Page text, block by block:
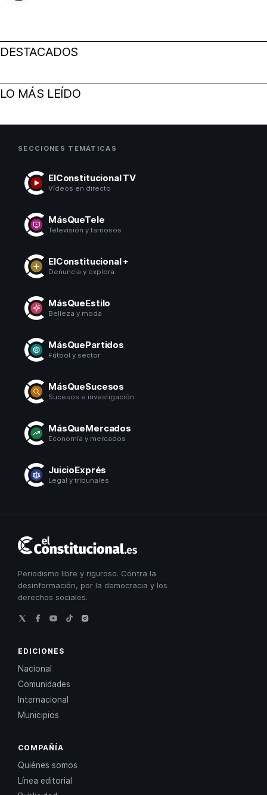
DESTACADOS
LO MÁS LEÍDO
SECCIONES TEMÁTICAS
ElConstitucional TV
Vídeos en directo
MásQueTele
Televisión y famosos
ElConstitucional +
Denuncia y explora
MásQueEstilo
Belleza y moda
MásQuePartidos
Fútbol y sector
MásQueSucesos
Sucesos e investigación
MásQueMercados
Economía y mercados
JuicioExprés
Legal y tribunales
Constitucional
Periodismo libre y riguroso. Contra la
desinformación, por la democracia y los
derechos sociales.
EDICIONES
Nacional
Comunidades
Internacional
Municipios
COMPAÑÍA
Quiénes somos
Línea editorial